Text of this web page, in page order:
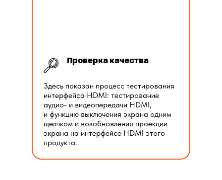
Проверка качества
Здесь показан процесс тестирования
интерфейса HDMI: тестирование
аудио- и видеопередачи HDMI,
и функцию выключения экрана одним
щелчком и возобновления проекции
экрана на интерфейсе HDMI этого
продукта.